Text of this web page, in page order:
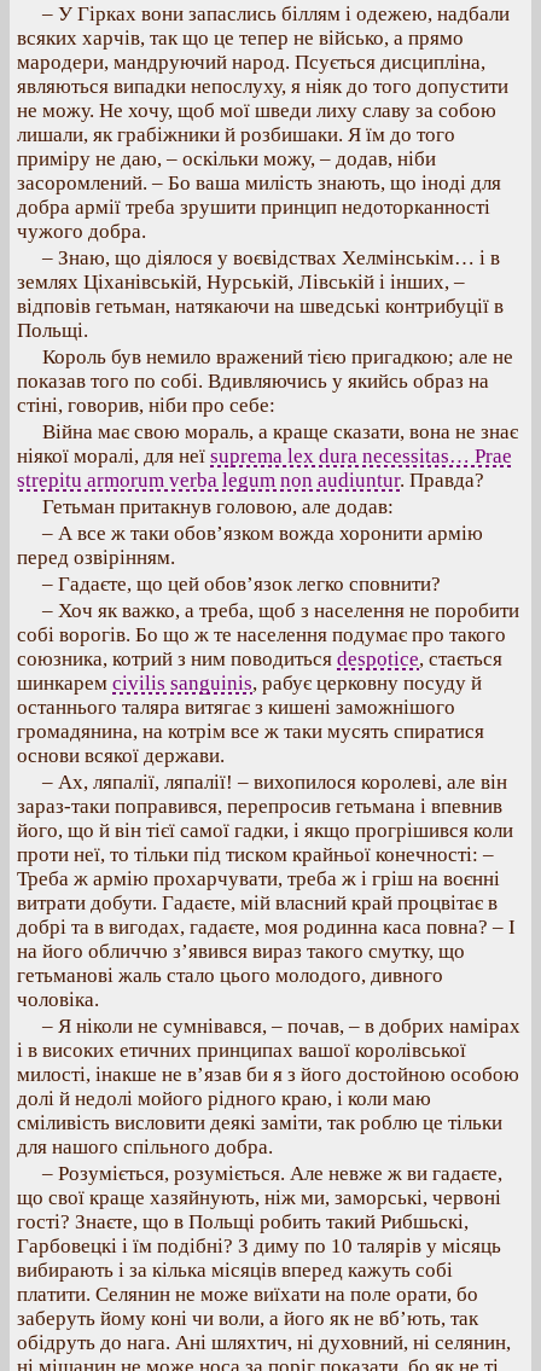
– У Гірках вони запаслись біллям і одежею, надбали
всяких харчів, так що це тепер не військо, а прямо
мародери, мандруючий народ. Псується дисципліна,
являються випадки непослуху, я ніяк до того допустити
не можу. Не хочу, щоб мої шведи лиху славу за собою
лишали, як грабіжники й розбишаки. Я їм до того
приміру не даю, – оскільки можу, – додав, ніби
засоромлений. – Бо ваша милість знають, що іноді для
добра армії треба зрушити принцип недоторканності
чужого добра.
– Знаю, що діялося у воєвідствах Хелмінськім… і в
землях Ціханівській, Нурській, Лівській і інших, –
відповів гетьман, натякаючи на шведські контрибуції в
Польщі.
Король був немило вражений тією пригадкою; але не
показав того по собі. Вдивляючись у якийсь образ на
стіні, говорив, ніби про себе:
Війна має свою мораль, а краще сказати, вона не знає
ніякої моралі, для неї suprema lex dura necessitas… Prae
strepitu armorum verba legum non audiuntur. Правда?
Гетьман притакнув головою, але додав:
– А все ж таки обов’язком вожда хоронити армію
перед озвірінням.
– Гадаєте, що цей обов’язок легко сповнити?
– Хоч як важко, а треба, щоб з населення не поробити
собі ворогів. Бо що ж те населення подумає про такого
союзника, котрий з ним поводиться despotice, стається
шинкарем civilis sanguinis, рабує церковну посуду й
останнього таляра витягає з кишені заможнішого
громадянина, на котрім все ж таки мусять спиратися
основи всякої держави.
– Ах, ляпалії, ляпалії! – вихопилося королеві, але він
зараз-таки поправився, перепросив гетьмана і впевнив
його, що й він тієї самої гадки, і якщо прогрішився коли
проти неї, то тільки під тиском крайньої конечності: –
Треба ж армію прохарчувати, треба ж і гріш на воєнні
витрати добути. Гадаєте, мій власний край процвітає в
добрі та в вигодах, гадаєте, моя родинна каса повна? – І
на його обличчю з’явився вираз такого смутку, що
гетьманові жаль стало цього молодого, дивного
чоловіка.
– Я ніколи не сумнівався, – почав, – в добрих намірах
і в високих етичних принципах вашої королівської
милості, інакше не в’язав би я з його достойною особою
долі й недолі мойого рідного краю, і коли маю
сміливість висловити деякі заміти, так роблю це тільки
для нашого спільного добра.
– Розуміється, розуміється. Але невже ж ви гадаєте,
що свої краще хазяйнують, ніж ми, заморські, червоні
гості? Знаєте, що в Польщі робить такий Рибшьскі,
Гарбовецкі і їм подібні? З диму по 10 талярів у місяць
вибирають і за кілька місяців вперед кажуть собі
платити. Селянин не може виїхати на поле орати, бо
заберуть йому коні чи воли, а його як не вб’ють, так
обідруть до нага. Ані шляхтич, ні духовний, ні селянин,